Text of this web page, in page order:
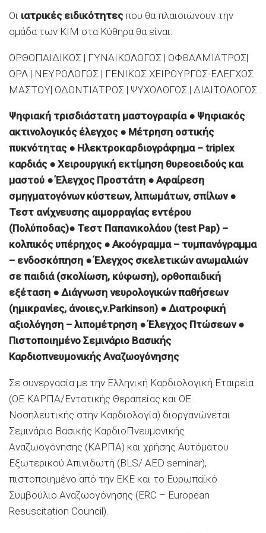
Οι ιατρικές ειδικότητεςπου θα πλαισιώνουν την
ομάδα των ΚΙΜ στα Κύθηρα θα είναι:
ΟΡΘΟΠΑΙΔΙΚΟΣ | ΓΥΝΑΙΚΟΛΟΓΟΣ | ΟΦΘΑΛΜΙΑΤΡΟΣ|
ΩΡΛ | ΝΕΥΡΟΛΟΓΟΣ | ΓΕΝΙΚΟΣ ΧΕΙΡΟΥΡΓΟΣ-ΕΛΕΓΧΟΣ
ΜΑΣΤΟΥ| ΟΔΟΝΤΙΑΤΡΟΣ | ΨΥΧΟΛΟΓΟΣ | ΔΙΑΙΤΟΛΟΓΟΣ
Ψηφιακή τρισδιάστατη μαστογραφία ● Ψηφιακός
ακτινολογικός έλεγχος ● Μέτρηση οστικής
πυκνότητας ● Ηλεκτροκαρδιογράφημα – triplex
καρδιάς ● Χειρουργική εκτίμηση θυρεοειδούς και
μαστού ● Έλεγχος Προστάτη ● Αφαίρεση
σμηγματογόνων κύστεων, λιπωμάτων, σπίλων ●
Τεστ ανίχνευσης αιμορραγίας εντέρου
(Πολύποδας)● Τεστ Παπανικολάου (test Pap) –
κολπικός υπέρηχος ● Ακοόγραμμα – τυμπανόγραμμα
– ενδοσκόπηση ● Έλεγχος σκελετικών ανωμαλιών
σε παιδιά (σκολίωση, κύφωση), ορθοπαιδική
εξέταση ● Διάγνωση νευρολογικών παθήσεων
(ημικρανίες, άνοιες,ν.Parkinson) ● Διατροφική
αξιολόγηση – λιπομέτρηση ● Έλεγχος Πτώσεων ●
Πιστοποιημένο Σεμινάριο Βασικής
Καρδιοπνευμονικής Αναζωογόνησης
Σε συνεργασία με την Ελληνική Καρδιολογική Εταιρεία
(ΟΕ ΚΑΡΠΑ/Εντατικής Θεραπείας και ΟΕ
Νοσηλευτικής στην Καρδιολογία) διοργανώνεται
Σεμινάριο Βασικής ΚαρδιοΠνευμονικής
Αναζωογόνησης (ΚΑΡΠΑ) και χρήσης Αυτόματου
Εξωτερικού Απινιδωτή (BLS/ AED seminar),
πιστοποιημένο από την ΕΚΕ και το Ευρωπαϊκό
Συμβούλιο Αναζωογόνησης (ERC – European
Resuscitation Council).